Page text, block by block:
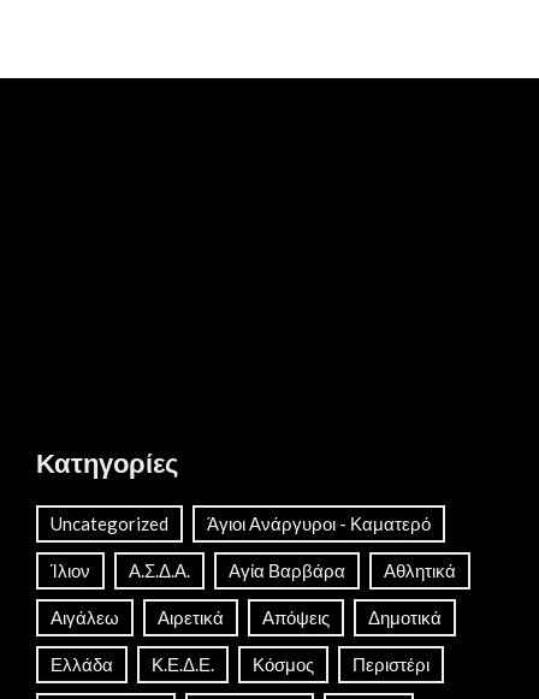
Κατηγορίες
Uncategorized Άγιοι Ανάργυροι - Καματερό
Ίλιον Α.Σ.Δ.Α. Αγία Βαρβάρα Αθλητικά
Αιγάλεω Αιρετικά Απόψεις Δημοτικά
Ελλάδα Κ.Ε.Δ.Ε. Κόσμος Περιστέρι